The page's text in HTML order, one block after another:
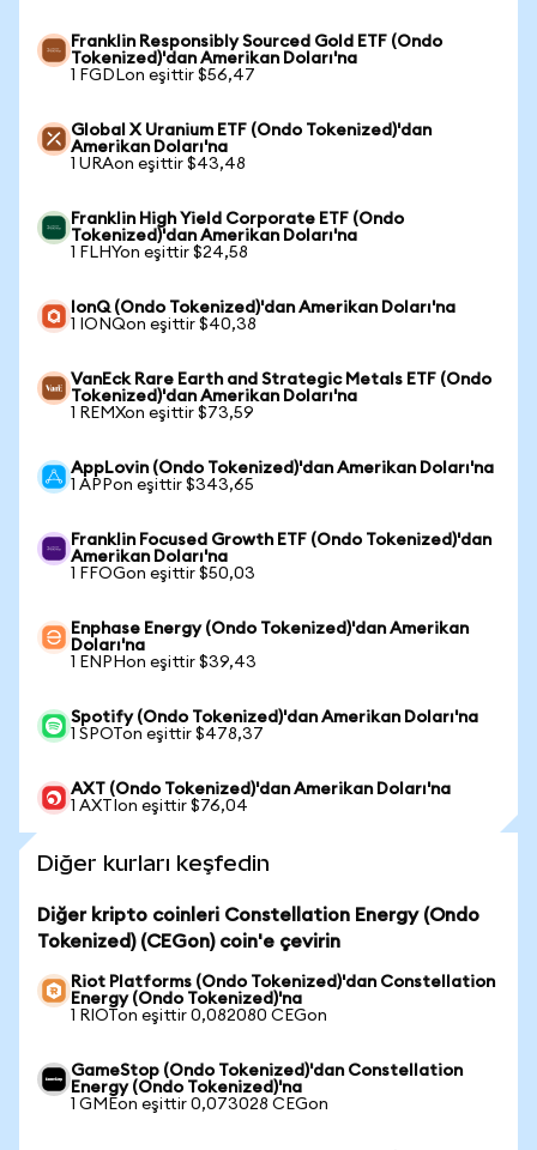
Franklin Responsibly Sourced Gold ETF (Ondo
Tokenized)'dan Amerikan Doları'na
1 FGDLon eşittir $56,47
Global X Uranium ETF (Ondo Tokenized)'dan
Amerikan Doları'na
1 URAon eşittir $43,48
Franklin High Yield Corporate ETF (Ondo
Tokenized)'dan Amerikan Doları'na
1 FLHYon eşittir $24,58
IonQ (Ondo Tokenized)'dan Amerikan Doları'na
1 IONQon eşittir $40,38
VanEck Rare Earth and Strategic Metals ETF (Ondo
Tokenized)'dan Amerikan Doları'na
1 REMXon eşittir $73,59
AppLovin (Ondo Tokenized)'dan Amerikan Doları'na
1 APPon eşittir $343,65
Franklin Focused Growth ETF (Ondo Tokenized)'dan
Amerikan Doları'na
1 FFOGon eşittir $50,03
Enphase Energy (Ondo Tokenized)'dan Amerikan
Doları'na
1 ENPHon eşittir $39,43
Spotify (Ondo Tokenized)'dan Amerikan Doları'na
1 SPOTon eşittir $478,37
AXT (Ondo Tokenized)'dan Amerikan Doları'na
1 AXTIon eşittir $76,04
Diğer kurları keşfedin
Diğer kripto coinleri Constellation Energy (Ondo
Tokenized) (CEGon) coin'e çevirin
Riot Platforms (Ondo Tokenized)'dan Constellation
Energy (Ondo Tokenized)'na
1 RIOTon eşittir 0,082080 CEGon
GameStop (Ondo Tokenized)'dan Constellation
Energy (Ondo Tokenized)'na
1 GMEon eşittir 0,073028 CEGon